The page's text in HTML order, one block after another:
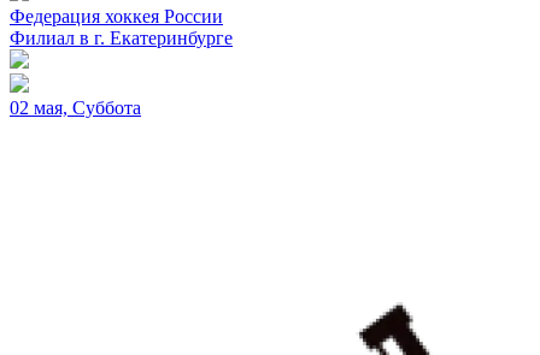
Федерация хоккея России
Филиал в г. Екатеринбурге
02 мая, Суббота